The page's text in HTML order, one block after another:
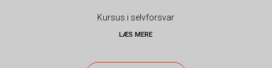
Kursus i selvforsvar
LÆS MERE